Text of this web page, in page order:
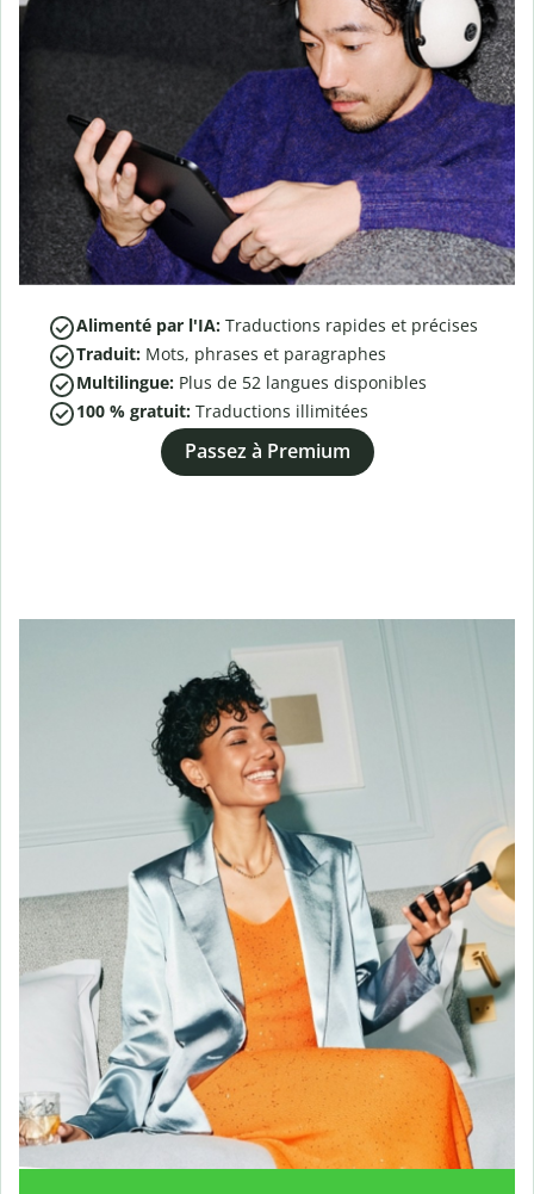
Alimenté par l'IA: Traductions rapides et précises
Traduit: Mots, phrases et paragraphes
Multilingue: Plus de 52 langues disponibles
100 % gratuit: Traductions illimitées
Passez à Premium